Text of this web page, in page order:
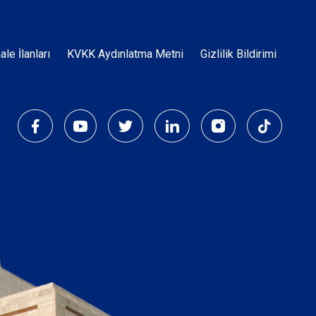
İlanları KVKK Aydınlatma Metni Gizlilik Bildirimi